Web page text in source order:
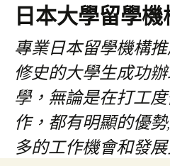
日本大學留學機
專業日本留學機構
修史的大學生成功
學，無論是在打工
作，都有明顯的優
多的工作機會和發展